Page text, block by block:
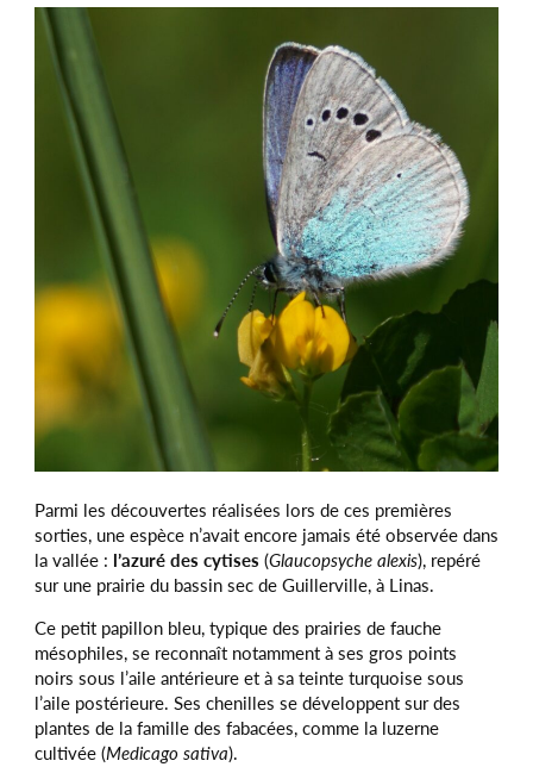
Parmi les découvertes réalisées lors de ces premières
sorties, une espèce n’avait encore jamais été observée dans
la vallée : l’azuré des cytises (Glaucopsyche alexis), repéré
sur une prairie du bassin sec de Guillerville, à Linas.
Ce petit papillon bleu, typique des prairies de fauche
mésophiles, se reconnaît notamment à ses gros points
noirs sous l’aile antérieure et à sa teinte turquoise sous
l’aile postérieure. Ses chenilles se développent sur des
plantes de la famille des fabacées, comme la luzerne
cultivée (Medicago sativa).